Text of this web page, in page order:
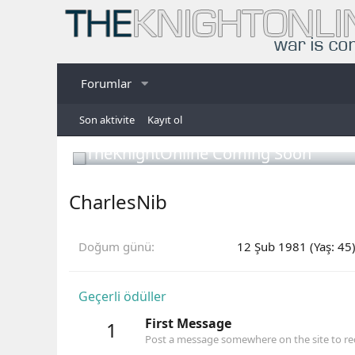
Forumlar
Son aktivite Kayıt ol
TheKnightOnline Coming Soon
CharlesNib
Doğum günü 12 Şub 1981 (Yaş: 45)
Geçerli ödüller
1 First Message
Post a message somewhere on the site to